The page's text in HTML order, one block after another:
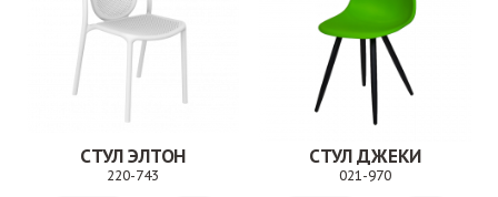
СТУЛ ЭЛТОН
220-743
СТУЛ ДЖЕКИ
021-970